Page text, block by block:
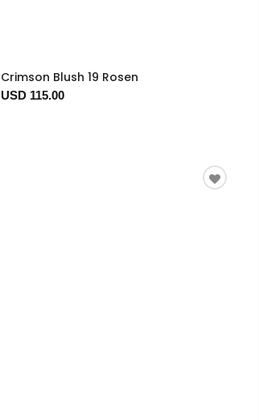
Crimson Blush 19 Rosen
USD 115.00